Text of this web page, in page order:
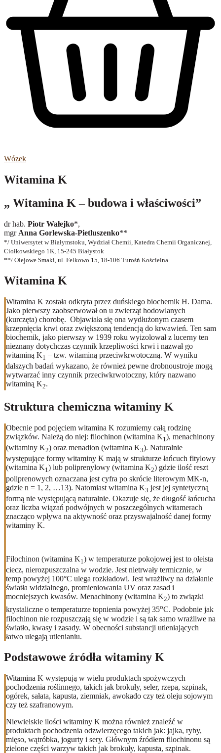
Wózek
Witamina K
„ Witamina K – budowa i właściwości”
dr hab. Piotr Wałejko*,
mgr Anna Gorlewska-Pietluszenko**
*/ Uniwersytet w Białymstoku, Wydział Chemii, Katedra Chemii Organicznej,
Ciołkowskiego 1K, 15-245 Białystok
**/ Olejowe Smaki, ul. Felkowo 15, 18-106 Turośń Kościelna
Witamina K
Witamina K została odkryta przez duńskiego biochemik H. Dama.
Jako pierwszy zaobserwował on u zwierząt hodowlanych
(kurczęta) chorobę. Objawiała się ona wydłużonym czasem
krzepnięcia krwi oraz zwiększoną tendencją do krwawień. Ten sam
biochemik, jako pierwszy w 1939 roku wyizolował z lucerny ten
nieznany dotychczas czynnik krzepliwości krwi i nazwał go
witaminą K1 – tzw. witaminą przeciwkrwotoczną. W wyniku
dalszych badań wykazano, że również pewne drobnoustroje mogą
wytwarzać inny czynnik przeciwkrwotoczny, który nazwano
witaminą K2.
Struktura chemiczna witaminy K
Obecnie pod pojęciem witamina K rozumiemy całą rodzinę
związków. Należą do niej: filochinon (witamina K1), menachinony
(witaminy K2) oraz menadion (witamina K3). Naturalnie
występujące formy witaminy K mają w strukturze łańcuch fitylowy
(witamina K1) lub poliprenylowy (witamina K2) gdzie ilość reszt
poliprenowych oznaczana jest cyfra po skrócie literowym MK-n,
gdzie n = 1, 2, …13). Natomiast witamina K3 jest jej syntetyczną
formą nie występującą naturalnie. Okazuje się, że długość łańcucha
oraz liczba wiązań podwójnych w poszczególnych witamerach
znacząco wpływa na aktywność oraz przyswajalność danej formy
witaminy K.
Filochinon (witamina K1) w temperaturze pokojowej jest to oleista
ciecz, nierozpuszczalna w wodzie. Jest nietrwały termicznie, w
temp powyżej 100°C ulega rozkładowi. Jest wrażliwy na działanie
światła widzialnego, promieniowania UV oraz zasad i
mocniejszych kwasów. Menachinony (witamina K2) to związki
krystaliczne o temperaturze topnienia powyżej 35oC. Podobnie jak
filochinon nie rozpuszczają się w wodzie i są tak samo wrażliwe na
światło, kwasy i zasady. W obecności substancji utleniających
łatwo ulegają utlenianiu.
Podstawowe źródła witaminy K
Witamina K występują w wielu produktach spożywczych
pochodzenia roślinnego, takich jak brokuły, seler, rzepa, szpinak,
ogórek, sałata, kapusta, ziemniak, awokado czy też oleju sojowym
czy też szafranowym.
Niewielskie ilości witaminy K można również znaleźć w
produktach pochodzenia odzwierzęcego takich jak: jajka, ryby,
mięso, wątróbka, jogurty i sery. Głównym źródłem filochinonu są
zielone części warzyw takich jak brokuły, kapusta, szpinak.